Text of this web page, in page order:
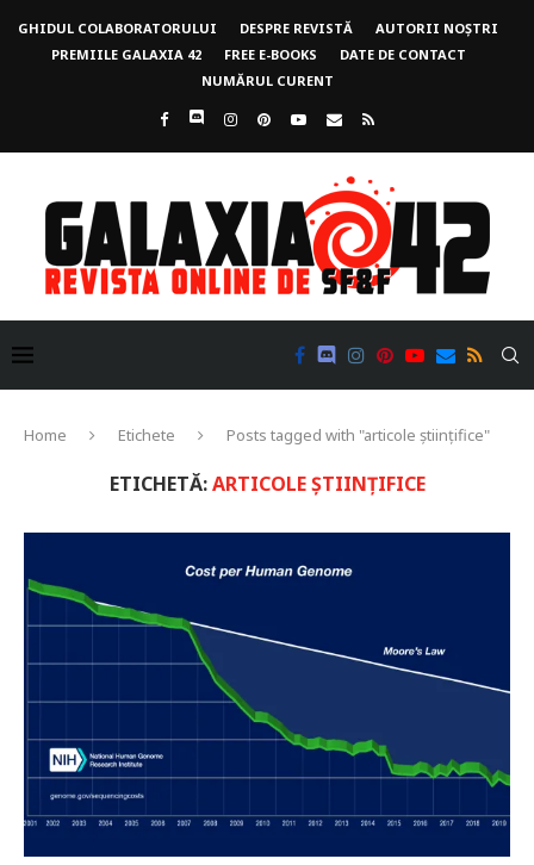
GHIDUL COLABORATORULUI DESPRE REVISTĂ
AUTORII NOȘTRI
PREMIILE GALAXIA 42
FREE E-BOOKS
DATE DE CONTACT
NUMĂRUL CURENT
Home Etichete Posts tagged with "articole științifice"
ETICHETĂ:ARTICOLE ȘTIINȚIFICE